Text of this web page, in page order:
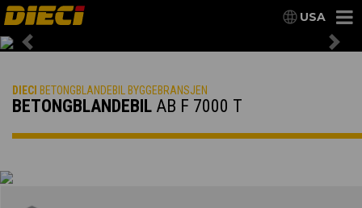
USA
Previous
DIECI BETONGBLANDEBIL BYGGEBRANSJEN
BETONGBLANDEBIL AB F 7000 T